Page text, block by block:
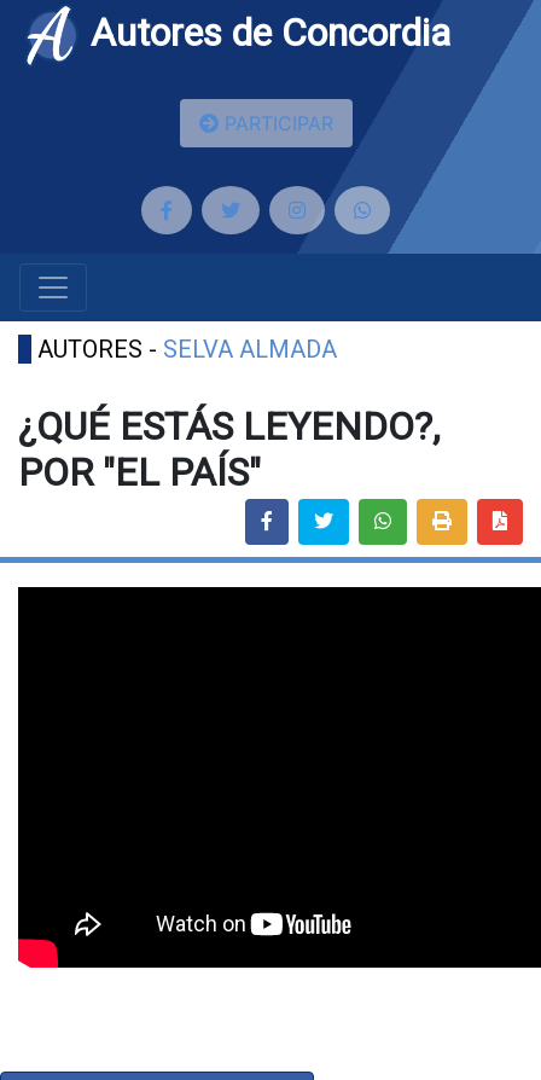
Autores de Concordia
PARTICIPAR
AUTORES - SELVA ALMADA
¿QUÉ ESTÁS LEYENDO?,
POR "EL PAÍS"